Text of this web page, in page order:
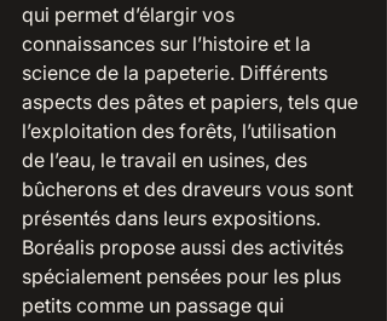
qui permet d’élargir vos
connaissances sur l’histoire et la
science de la papeterie. Différents
aspects des pâtes et papiers, tels que
l’exploitation des forêts, l’utilisation
de l’eau, le travail en usines, des
bûcherons et des draveurs vous sont
présentés dans leurs expositions.
Boréalis propose aussi des activités
spécialement pensées pour les plus
petits comme un passage qui